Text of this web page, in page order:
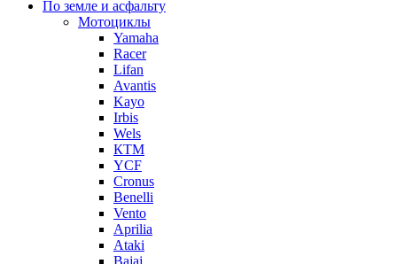
По земле и асфальту
Мотоциклы
Yamaha
Racer
Lifan
Avantis
Kayo
Irbis
Wels
КТМ
YCF
Cronus
Benelli
Vento
Aprilia
Ataki
Bajaj